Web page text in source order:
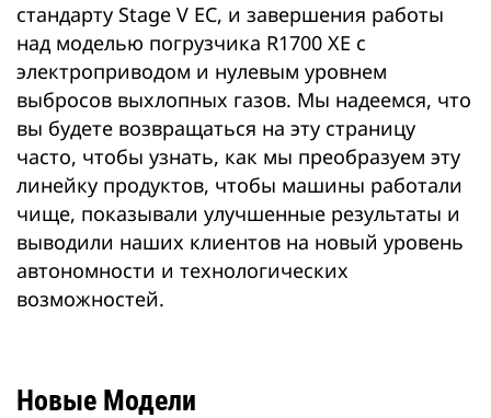
стандарту Stage V ЕС, и завершения работы
над моделью погрузчика R1700 XE с
электроприводом и нулевым уровнем
выбросов выхлопных газов. Мы надеемся, что
вы будете возвращаться на эту страницу
часто, чтобы узнать, как мы преобразуем эту
линейку продуктов, чтобы машины работали
чище, показывали улучшенные результаты и
выводили наших клиентов на новый уровень
автономности и технологических
возможностей.
Новые Модели